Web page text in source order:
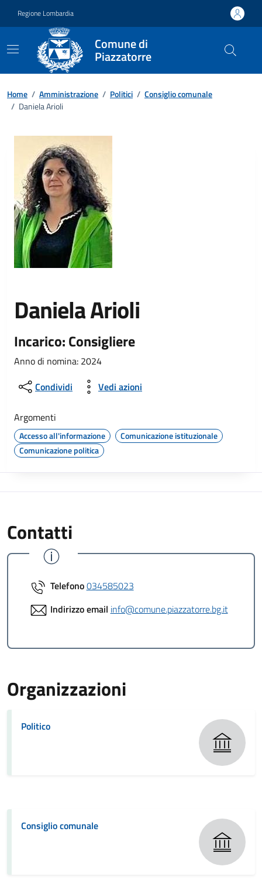
Regione Lombardia
Comune di
Piazzatorre
Home / Amministrazione / Politici / Consiglio comunale
/ Daniela Arioli
Daniela Arioli
Incarico: Consigliere
Anno di nomina: 2024
Condividi
Vedi azioni
Argomenti
Accesso all'informazione
Comunicazione istituzionale
Comunicazione politica
Contatti
Telefono034585023
Indirizzo email info@comune.piazzatorre.bg.it
Organizzazioni
Politico
Consiglio comunale